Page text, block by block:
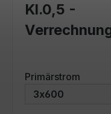
Kl.0,5 -
Primärstrom